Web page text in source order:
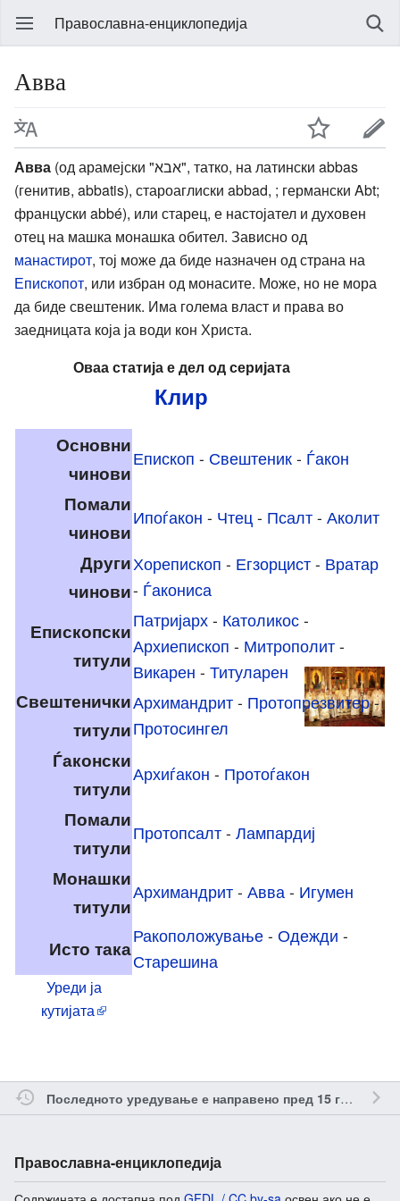
Православна-енциклопедија
Авва
Авва (од арамејски "אבא", татко, на латински abbas
(генитив, abbatis), староаглиски abbad, ; германски Abt;
француски abbé), или старец, е настојател и духовен
отец на машка монашка обител. Зависно од
манастирот, тој може да биде назначен од страна на
Епископот, или избран од монасите. Може, но не мора
да биде свештеник. Има голема власт и права во
заедницата која ја води кон Христа.
Оваа статија е дел од серијата
Клир
Основни
чинови
Епископ - Свештеник - Ѓакон
Помали
чинови
Ипоѓакон - Чтец - Псалт - Аколит
Други
чинови
Хорепископ - Егзорцист - Вратар
- Ѓакониса
Епископски
титули
Патријарх - Католикос -
Архиепископ - Митрополит -
Викарен - Титуларен
Свештенички
титули
Архимандрит - Протопрезвитер-
Протосингел
Ѓаконски
титули
Архиѓакон - Протоѓакон
Помали
титули
Протопсалт - Лампардиј
Монашки
титули
Архимандрит - Авва - Игумен
Исто така
Ракоположување - Одежди -
Старешина
Уреди ја
кутијата
Последното уредување е направено пред 15 години од
Православна-енциклопедија